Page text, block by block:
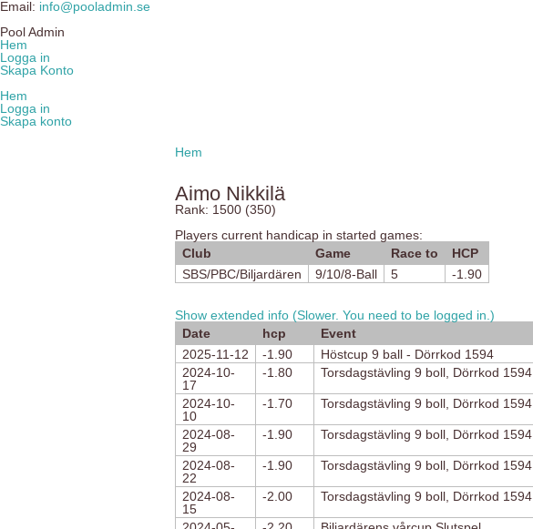
Email: info@pooladmin.se
Pool Admin
Hem
Logga in
Skapa Konto
Hem
Logga in
Skapa konto
Hem
Aimo Nikkilä
Rank: 1500 (350)
Players current handicap in started games:
Club
Game Race to
HCP
SBS/PBC/Biljardären
9/10/8-Ball 5 -1.90
Show extended info (Slower. You need to be logged in.)
Date
hcp Event
2025-11-12
-1.90 Höstcup 9 ball - Dörrkod 1594
2024-10-
17
-1.80 Torsdagstävling 9 boll, Dörrkod 1594
2024-10-
10
-1.70 Torsdagstävling 9 boll, Dörrkod 1594
2024-08-
29
-1.90 Torsdagstävling 9 boll, Dörrkod 1594
2024-08-
22
-1.90 Torsdagstävling 9 boll, Dörrkod 1594
2024-08-
15
-2.00 Torsdagstävling 9 boll, Dörrkod 1594